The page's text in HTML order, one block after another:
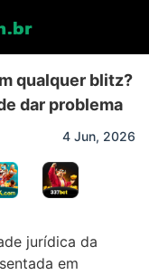
qualquer blitz?
dar problema
4 Jun, 2026
jurídica da
em